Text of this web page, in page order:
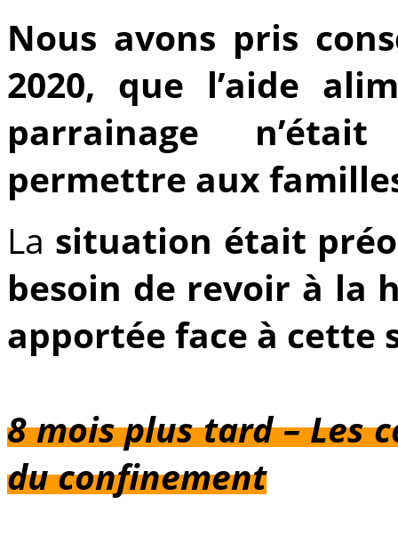
Nous avons pris
2020, que l’aide
parrainage
permettre aux
La situation était
besoin de revoir à la
apportée face à
8 mois plus tard – Les
du confinement